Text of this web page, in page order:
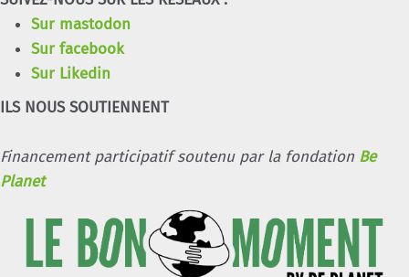
Sur mastodon
Sur facebook
Sur Likedin
ILS NOUS SOUTIENNENT
Financement participatif soutenu par la fondation Be
Planet